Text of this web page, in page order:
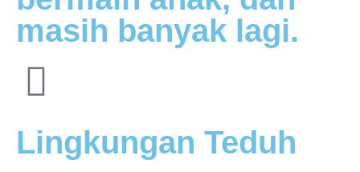
masih banyak lagi.
Lingkungan Teduh